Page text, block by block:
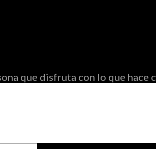
que disfruta con lo que hace